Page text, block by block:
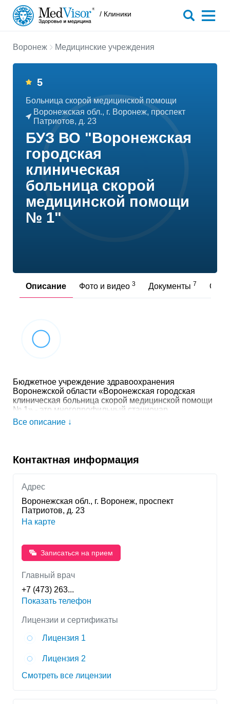
/ Клиники
Воронеж Медицинские учреждения
5
Больница скорой медицинской помощи
Воронежская обл., г. Воронеж, проспект
Патриотов, д. 23
БУЗ ВО "Воронежская
городская
клиническая
больница скорой
медицинской помощи
№ 1"
Описание Фото и видео 3 Документы 7
Бюджетное учреждение здравоохранения
Воронежской области «Воронежская городская
клиническая больница скорой медицинской помощи
№ 1» - это многопрофильный стационар,
круглосуточно, без перерывов и выходных,
ближайших районов области. Ежегодно более 30
тысяч пациентов получают лечение в БСМП №1.
Все описание ↓
Контактная информация
Адрес
Воронежская обл., г. Воронеж, проспект
Патриотов, д. 23
На карте
Записаться на прием
Главный врач
+7 (473) 263...
Показать телефон
Лицензии и сертификаты
Лицензия 1
Лицензия 2
Смотреть все лицензии